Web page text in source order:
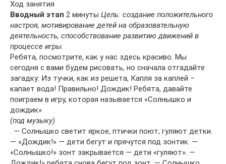
Ход занятия
Вводный этап 2 минуты Цель: создание положительного
настроя, мотивирование детей на образовательную
деятельность, способствование развитию движений в
процессе игры.
Ребята, посмотрите, как у нас здесь красиво. Мы
сегодня с вами будем рисовать, но сначала отгадайте
загадку: Из тучки, как из решета, Капля за каплей –
капает вода! Правильно! Дождик! Ребята, давайте
поиграем в игру, которая называется «Солнышко и
дождик»
(под музыку)
. — Солнышко светит яркое, птички поют, гуляют детки.
— «Дождик!» — дети бегут и прячутся под зонтик. —
«Солнышко!» зонт закрывается — дети «гуляют». —